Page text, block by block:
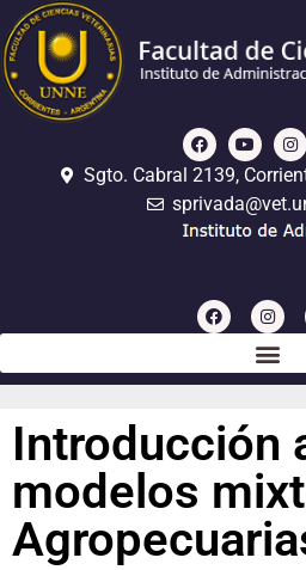
Sgto. Cabral 2139,
Introducción
modelos